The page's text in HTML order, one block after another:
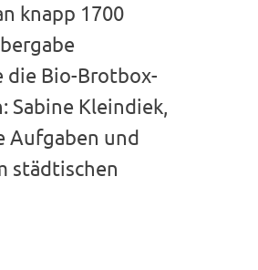
knapp 1700
die Bio-Brotbox-
Sabine Kleindiek,
Aufgaben und
städtischen